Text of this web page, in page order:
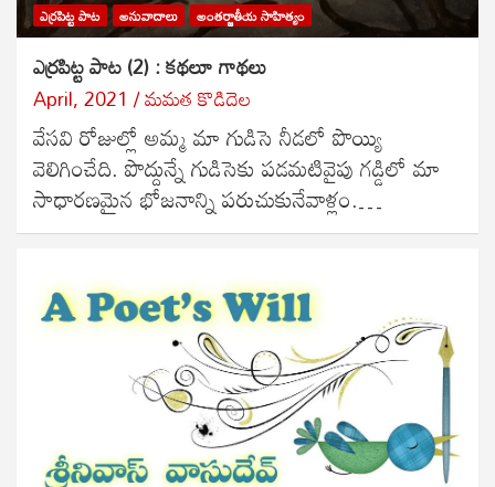
ఎర్రపిట్ట పాట అనువాదాలు అంతర్జాతీయ సాహిత్యం
ఎర్రపిట్ట పాట (2) : కథలూ గాథలు
April, 2021 మమత కొడిదెల
వేసవి రోజుల్లో అమ్మ మా గుడిసె నీడలో పొయ్యి
వెలిగించేది. పొద్దున్నే గుడిసెకు పడమటివైపు గడ్డిలో మా
సాధారణమైన భోజనాన్ని పరుచుకునేవాళ్లం.…